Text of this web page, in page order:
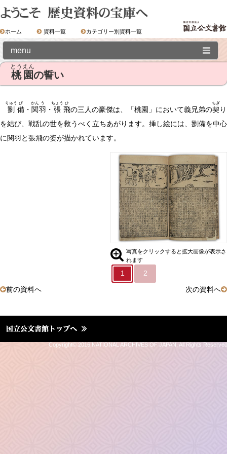
ホーム 資料一覧 カテゴリー別資料一覧
menu
Ⅰ．歴史資料の世界
①漢籍の世界
01.全相平話
02.全相平話「武王伐紂書」
Ⅱ．未知なる場所への
桃園
とうえん
の誓い
劉
りゅう
備
び
・ 関
かん
羽
う
・ 張
ちょう
飛
ひ
の三人の豪傑は、「桃園」において義兄弟の契
ちぎ
り
を結び、戦乱の世を救うべく立ちあがります。挿し絵には、劉備を中心
に関羽と張飛の姿が描かれています。
写真をクリックすると拡大画像が表示さ
れます
1
2
前の資料へ
次の資料へ
Copyright© 2016 NATIONAL ARCHIVES OF JAPAN. All Rights Reserved